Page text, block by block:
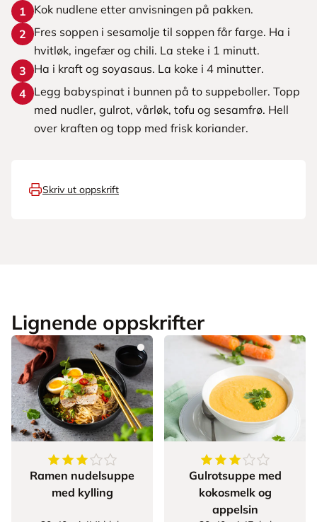
1
Kok nudlene etter anvisningen på pakken.
2
Fres soppen i sesamolje til soppen får farge. Ha i
hvitløk, ingefær og chili. La steke i 1 minutt.
3
Ha i kraft og soyasaus. La koke i 4 minutter.
4 Legg babyspinat i bunnen på to suppeboller. Topp
med nudler, gulrot, vårløk, tofu og sesamfrø. Hell
over kraften og topp med frisk koriander.
Skriv ut oppskrift
Lignende oppskrifter
3.9069767441860463
stjerner
Ramen nudelsuppe
med kylling
3.25av5stjerner
Gulrotsuppe med
kokosmelk og
appelsin